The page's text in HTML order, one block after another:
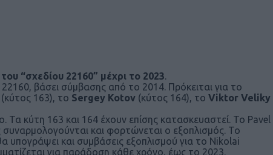
“σχεδίου 22160” μέχρι το 2023.
βάσει σύμβασης από το 2014. Πρόκειται για το
(κύτος 163), το Sergey Kotov (κύτος 164), το Viktor Veliky
κύτη 163 και 164 έχουν επίσης κατασκευαστεί. Το Pavel
και φορτώνεται ο εξοπλισμός. Το
και συμβάσεις εξοπλισμού για το Nikolai
για παράδοση κάθε χρόνο, έως το 2023.